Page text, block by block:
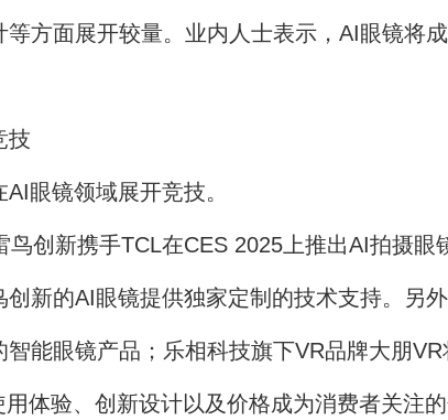
等方面展开较量。业内人士表示，AI眼镜将
镜领域展开竞技。
新携手TCL在CES 2025上推出AI拍摄眼
创新的AI眼镜提供独家定制的技术支持。另
能眼镜产品；乐相科技旗下VR品牌大朋VR
验、创新设计以及价格成为消费者关注的